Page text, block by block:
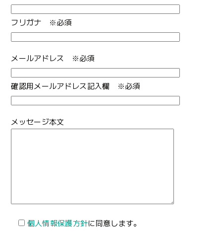
フリガナ ※必須
メールアドレス ※必須
確認用メールアドレス記入欄 ※必須
メッセージ本文
個人情報保護方針に同意します。